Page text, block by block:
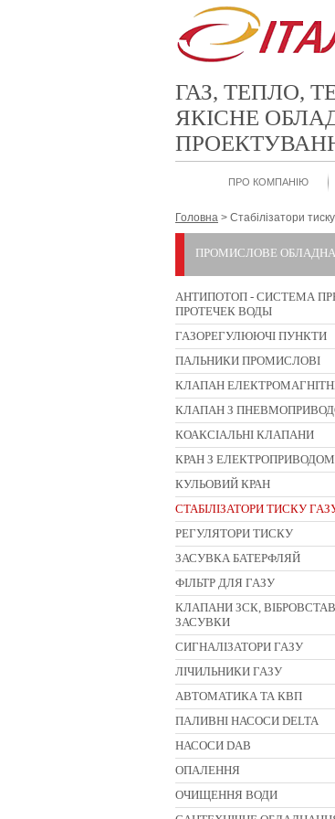
ГАЗ, ТЕПЛО,
ЯКІСНЕ
ПРО КОМПАНІЮ
Головна > Стабілізатори
ПРОМИСЛОВЕ
АНТИПОТОП - СИСТЕМА
ПРОТЕЧЕК ВОДЫ
ГАЗОРЕГУЛЮЮЧІ ПУНКТИ
ПАЛЬНИКИ ПРОМИСЛОВІ
КЛАПАН
КЛАПАН З
КОАКСІАЛЬНІ КЛАПАНИ
КРАН З ЕЛЕКТРОПРИВОДОМ
КУЛЬОВИЙ КРАН
СТАБІЛІЗАТОРИ ТИСКУ
РЕГУЛЯТОРИ ТИСКУ
ЗАСУВКА БАТЕРФЛЯЙ
ФІЛЬТР ДЛЯ ГАЗУ
КЛАПАНИ ЗСК,
ЗАСУВКИ
CИГНАЛІЗАТОРИ ГАЗУ
ЛІЧИЛЬНИКИ ГАЗУ
АВТОМАТИКА ТА КВП
ПАЛИВНІ НАСОСИ DELTA
НАСОСИ DAB
ОПАЛЕННЯ
ОЧИЩЕННЯ ВОДИ